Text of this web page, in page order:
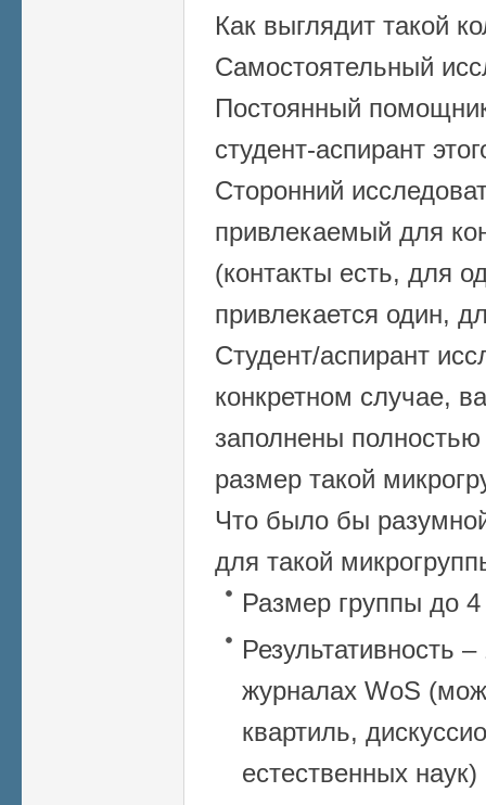
Как выглядит такой
Самостоятельный
Постоянный
студент-аспирант
Сторонний
привлекаемый для
(контакты есть, для
привлекается один,
Студент/аспирант
конкретном случае,
заполнены
размер такой
Что было бы
для такой
Размер группы до
Результативность
журналах WoS
квартиль,
естественных наук)